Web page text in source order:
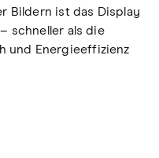
Bildern ist das Display
schneller als die
und Energieeffizienz